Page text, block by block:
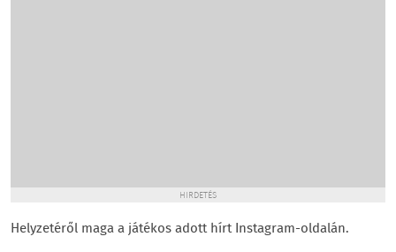
HIRDETÉS
Helyzetéről maga a játékos adott hírt Instagram-oldalán.